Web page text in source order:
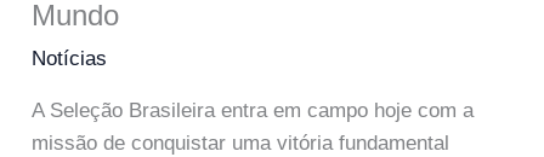
Mundo
Notícias
A Seleção Brasileira entra em campo hoje com a
missão de conquistar uma vitória fundamental